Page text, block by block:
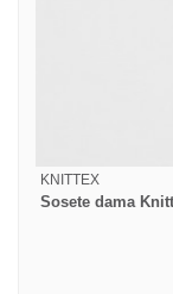
KNITTEX
Sosete dama